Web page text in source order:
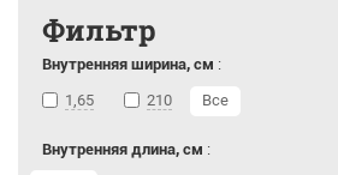
Фильтр
Внутренняя ширина, см :
1,65
210 Все
Внутренняя длина, см :